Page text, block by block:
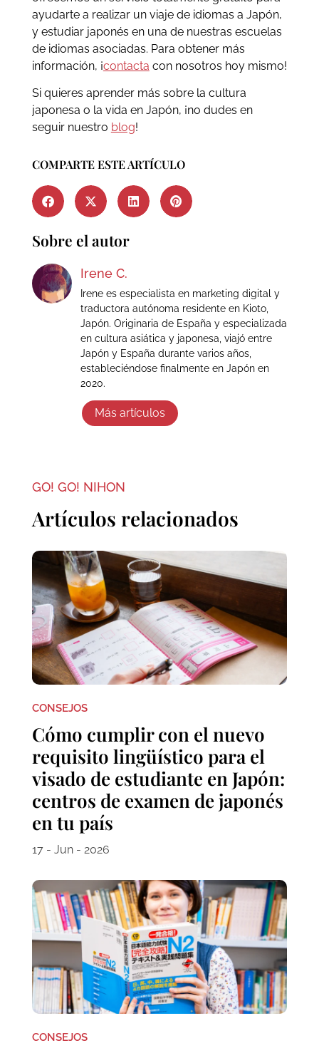
ayudarte a realizar un viaje de idiomas a Japón,
y estudiar japonés en una de nuestras escuelas
de idiomas asociadas. Para obtener más
información, ¡contacta con nosotros hoy mismo!
Si quieres aprender más sobre la cultura
japonesa o la vida en Japón, ¡no dudes en
seguir nuestro blog!
COMPARTE ESTE ARTÍCULO
Sobre el autor
Irene C.
Irene es especialista en marketing digital y
traductora autónoma residente en Kioto,
Japón. Originaria de España y especializada
en cultura asiática y japonesa, viajó entre
Japón y España durante varios años,
estableciéndose finalmente en Japón en
2020.
Más artículos
GO! GO! NIHON
Artículos relacionados
CONSEJOS
Cómo cumplir con el nuevo
requisito lingüístico para el
visado de estudiante en Japón:
centros de examen de japonés
en tu país
17 - Jun - 2026
CONSEJOS